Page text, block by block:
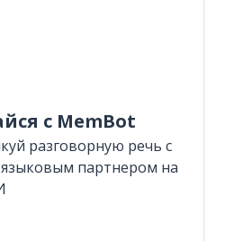
с MemBot
разговорную речь с
партнером на